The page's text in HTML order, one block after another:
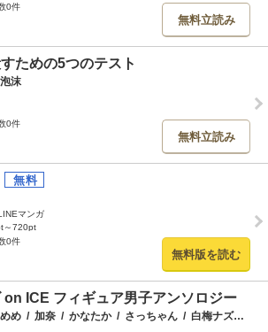
0件
無料立読み
ための5つのテスト
泡沫
0件
無料立読み
マンガ
～720pt
0件
無料版を読む
on ICE フィギュア男子アンソロジー
め / 加奈 / かなたか / さっちゃん / 白梅ナズナ